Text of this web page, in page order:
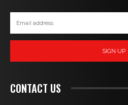
SIGN UP
CONTACT US